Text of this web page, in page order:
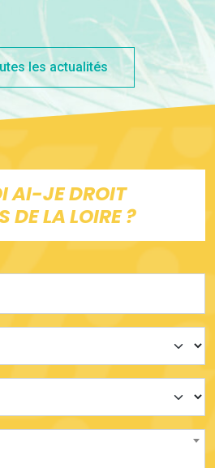
les actualités
AI-JE DROIT
DE LA LOIRE ?